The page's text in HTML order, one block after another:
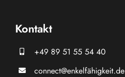
Kontakt
+49 89 51 55 54 40
connect@enkelfähigkeit.de